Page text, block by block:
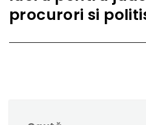
procurori si